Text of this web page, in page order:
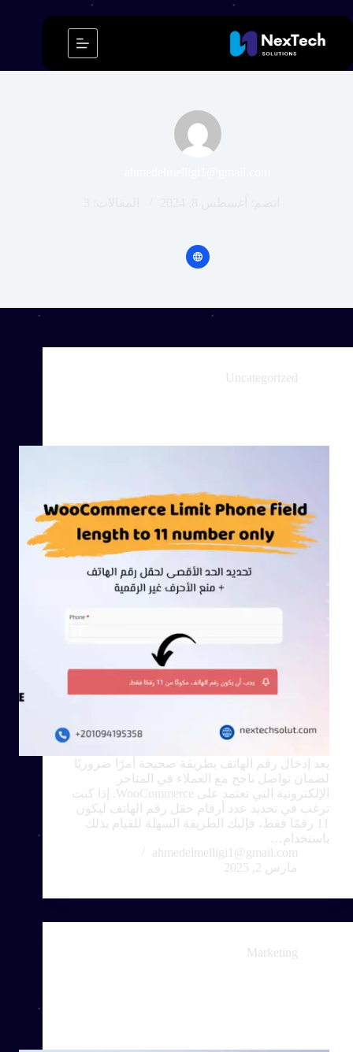
Uncategorized
يعد إدخال رقم الهاتف بطريقة صحيحة أمرًا ضروريًا
لضمان تواصل ناجح مع العملاء في المتاجر
الإلكترونية التي تعتمد على WooCommerce. إذا كنت
ترغب في تحديد عدد أرقام حقل رقم الهاتف ليكون
11 رقمًا فقط، فإليك الطريقة السهلة للقيام بذلك
باستخدام…
ahmedelmelligi1@gmail.com
مارس 2, 2025
Marketing